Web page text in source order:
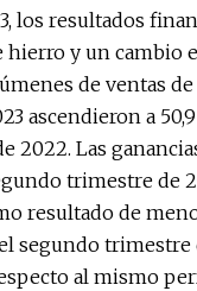
los resultados
y un cambio
de ventas
ascendieron a
2022. Las
trimestre de
resultado de
segundo
al mismo